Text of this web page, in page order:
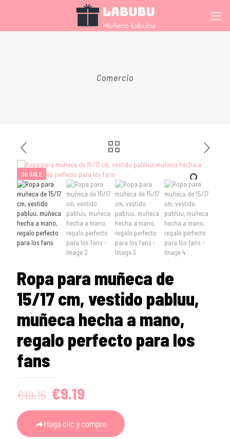
Comercio
ON SALE
Ropa para muñeca de
15/17 cm, vestido pabluu,
muñeca hecha a mano,
regalo perfecto para los
fans
€19.15 Original
price
was:
€9.19
price
is:
Haga clic y compre